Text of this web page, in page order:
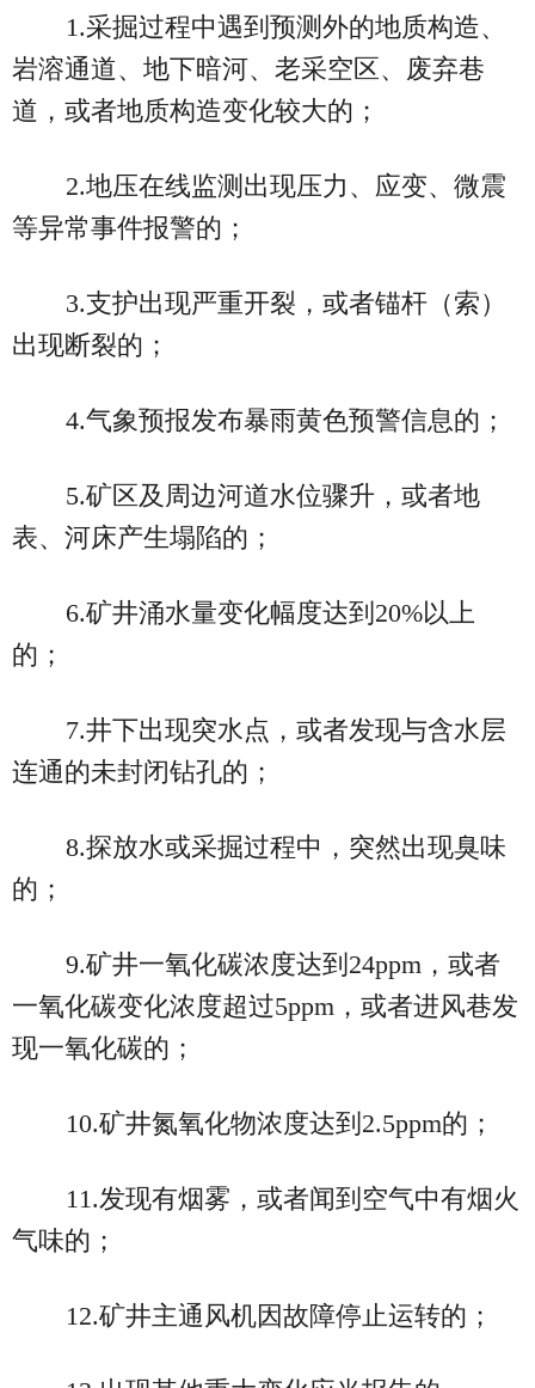
1.采掘过程中遇到预测外的地质构造、
岩溶通道、地下暗河、老采空区、废弃巷
道，或者地质构造变化较大的；
2.地压在线监测出现压力、应变、微震
等异常事件报警的；
3.支护出现严重开裂，或者锚杆（索）
出现断裂的；
4.气象预报发布暴雨黄色预警信息的；
5.矿区及周边河道水位骤升，或者地
表、河床产生塌陷的；
6.矿井涌水量变化幅度达到20%以上
的；
7.井下出现突水点，或者发现与含水层
连通的未封闭钻孔的；
8.探放水或采掘过程中，突然出现臭味
的；
9.矿井一氧化碳浓度达到24ppm，或者
一氧化碳变化浓度超过5ppm，或者进风巷发
现一氧化碳的；
10.矿井氮氧化物浓度达到2.5ppm的；
11.发现有烟雾，或者闻到空气中有烟火
气味的；
12.矿井主通风机因故障停止运转的；